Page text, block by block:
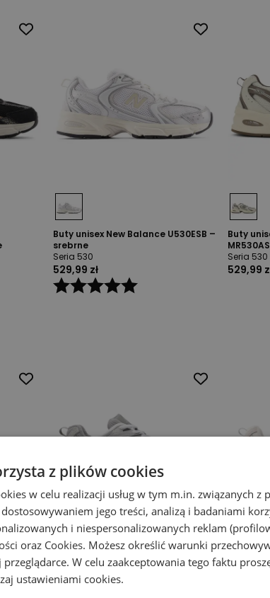
Buty unisex New Balance U530ESB –
srebrne
Seria 530
529,99 zł
Buty
Seria 530
529,99
Buty unisex New Balance MR530CK
z plików cookies
w celu realizacji usług w tym m.in. związanych z
jego treści, analizą i badaniami
i niespersonalizowanych reklam
oraz Cookies. Możesz określić warunki
W celu zaakceptowania tego faktu
ustawieniami cookies.